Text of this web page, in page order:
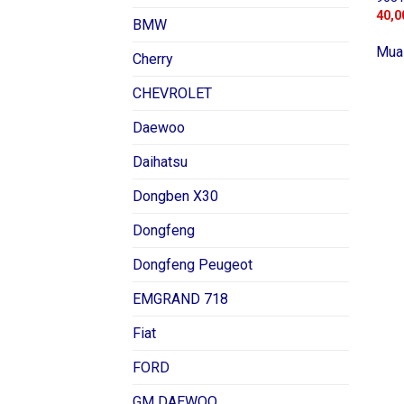
BMW
Cherry
CHEVROLET
Daewoo
Daihatsu
Dongben X30
Dongfeng
Dongfeng Peugeot
EMGRAND 718
Fiat
FORD